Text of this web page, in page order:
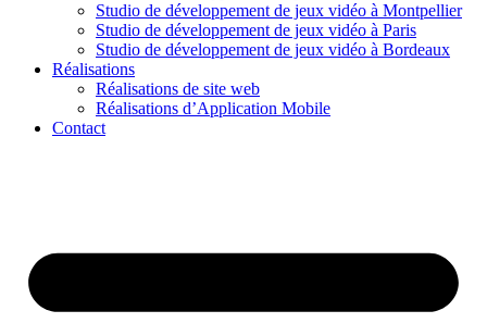
Studio de développement de jeux vidéo à Montpellier
Studio de développement de jeux vidéo à Paris
Studio de développement de jeux vidéo à Bordeaux
Réalisations
Réalisations de site web
Réalisations d’Application Mobile
Contact